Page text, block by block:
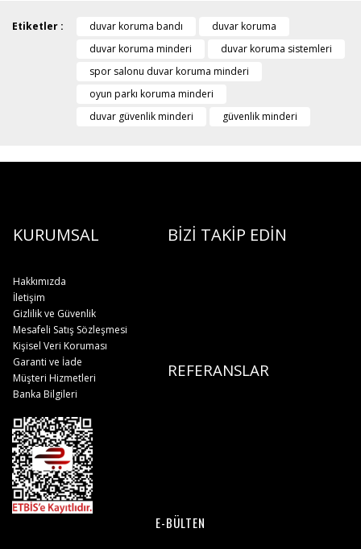
Etiketler : duvar koruma bandı
duvar koruma
duvar koruma minderi
duvar koruma sistemleri
spor salonu duvar koruma minderi
oyun parkı koruma minderi
duvar güvenlik minderi
güvenlik minderi
KURUMSAL BİZİ TAKİP EDİN
Hakkımızda
İletişim
Gizlilik ve Güvenlik
Mesafeli Satış Sözleşmesi
Kişisel Veri Koruması
REFERANSLAR
Garanti ve İade
Müşteri Hizmetleri
Banka Bilgileri
E-BÜLTEN